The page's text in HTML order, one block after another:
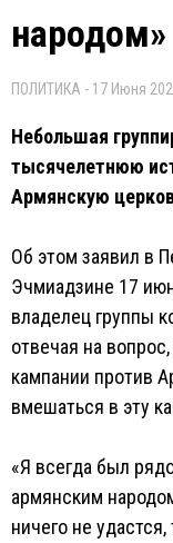
народом»
ПОЛИТИКА - 17 Июня
Небольшая
тысячелетнюю
Армянскую
Об этом заявил в
Эчмиадзине 17
владелец группы
отвечая на
кампании против
вмешаться в эту
«Я всегда был
армянским
ничего не